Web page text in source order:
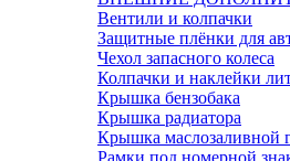
Вентили и колпачки
Защитные плёнки для
Чехол запасного колеса
Колпачки и наклейки
Крышка бензобака
Крышка радиатора
Крышка маслозаливной
Рамки под номерной